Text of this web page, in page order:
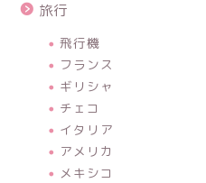
旅行
飛行機
フランス
ギリシャ
チェコ
イタリア
アメリカ
メキシコ